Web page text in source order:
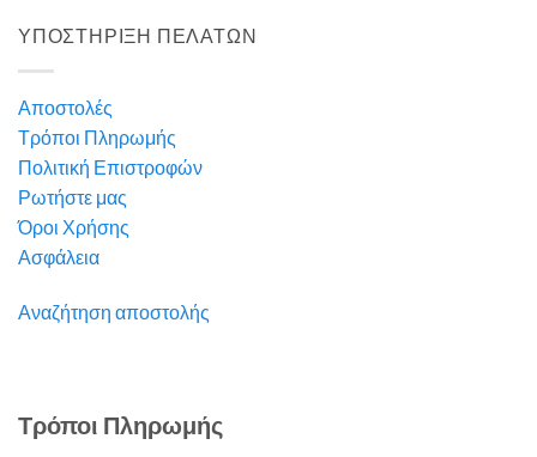
ΥΠΟΣΤΗΡΙΞΗ ΠΕΛΑΤΩΝ
Αποστολές
Τρόποι Πληρωμής
Πολιτική Επιστροφών
Ρωτήστε μας
Όροι Χρήσης
Ασφάλεια
Αναζήτηση αποστολής
Τρόποι Πληρωμής